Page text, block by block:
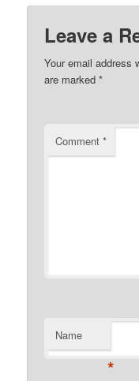
Leave a
Your email address
are marked*
Comment*
Name
*